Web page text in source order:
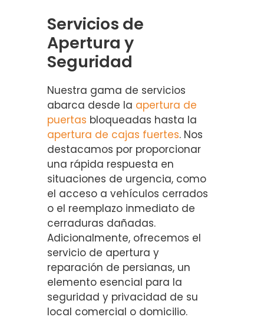
Servicios de
Apertura y
Seguridad
Nuestra gama de servicios
abarca desde la apertura de
puertas bloqueadas hasta la
apertura de cajas fuertes. Nos
destacamos por proporcionar
una rápida respuesta en
situaciones de urgencia, como
el acceso a vehículos cerrados
o el reemplazo inmediato de
cerraduras dañadas.
Adicionalmente, ofrecemos el
servicio de apertura y
reparación de persianas, un
elemento esencial para la
seguridad y privacidad de su
local comercial o domicilio.